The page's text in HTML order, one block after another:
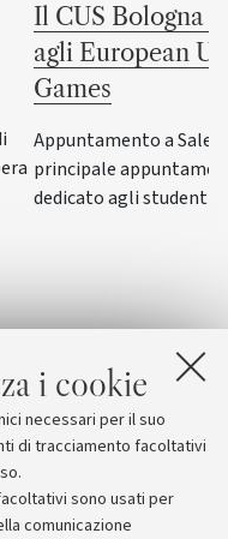
i cookie
necessari per il suo
di tracciamento facoltativi
sono usati per
comunicazione
Il CUS Bologna
agli European
Games
Appuntamento a
principale
dedicato agli